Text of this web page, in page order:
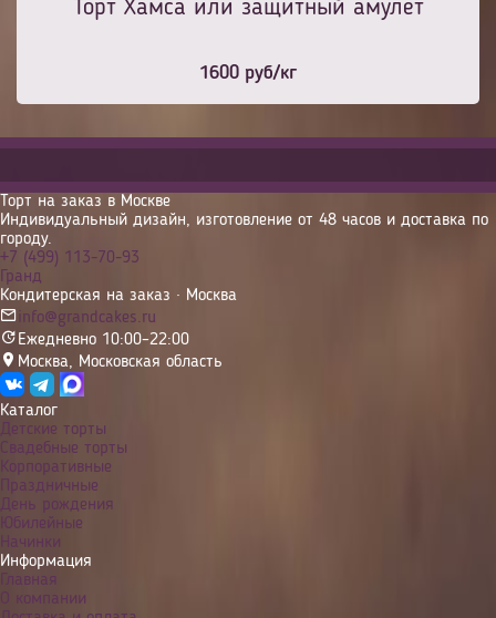
Торт Хамса или защитный амулет
1600 руб/кг
Торт на заказ в Москве
Индивидуальный дизайн, изготовление от 48 часов и доставка по
городу.
+7 (499) 113-70-93
Гранд
Кондитерская на заказ · Москва
info@grandcakes.ru
Ежедневно 10:00–22:00
Москва, Московская область
Каталог
Детские торты
Свадебные торты
Корпоративные
Праздничные
День рождения
Юбилейные
Начинки
Информация
Главная
О компании